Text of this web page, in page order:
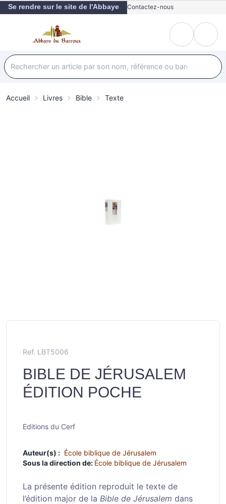
Se rendre sur le site de l'Abbaye Contactez-nous
Accueil Livres Bible Texte
Ref. LBT5006
BIBLE DE JÉRUSALEM
ÉDITION POCHE
Editions du Cerf
Auteur(s) : École biblique de Jérusalem
Sous la direction de: École biblique de Jérusalem
La présente édition reproduit le texte de
l’édition major de la Bible de Jérusalem dans